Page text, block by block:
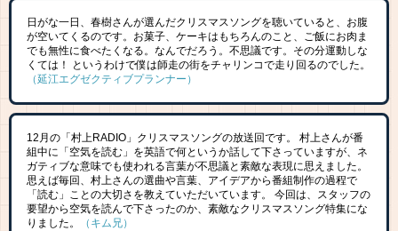
日がな一日、春樹さんが選んだクリスマスソングを聴いていると、お腹
が空いてくるのです。お菓子、ケーキはもちろんのこと、ご飯にお肉ま
でも無性に食べたくなる。なんでだろう。不思議です。その分運動しな
くては！ というわけで僕は師走の街をチャリンコで走り回るのでした。
（延江エグゼクティブプランナー）
12月の「村上RADIO」クリスマスソングの放送回です。 村上さんが番
組中に「空気を読む」を英語で何というか話して下さっていますが、ネ
ガティブな意味でも使われる言葉が不思議と素敵な表現に思えました。
思えば毎回、村上さんの選曲や言葉、アイデアから番組制作の過程で
「読む」ことの大切さを教えていただいています。 今回は、スタッフの
要望から空気を読んで下さったのか、素敵なクリスマスソング特集にな
りました。
（キム兄）